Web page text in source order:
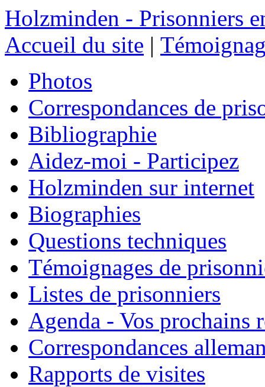
Holzminden - Prisonniers
Accueil du site |
Photos
Correspondances de
Bibliographie
Aidez-moi - Participez
Holzminden sur internet
Biographies
Questions techniques
Témoignages de
Listes de prisonniers
Agenda - Vos prochains
Correspondances
Rapports de visites